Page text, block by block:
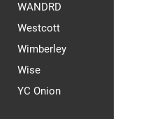
WANDRD
Westcott
Wimberley
Wise
YC Onion